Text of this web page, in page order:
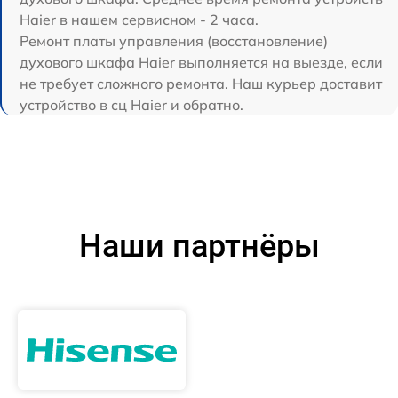
Haier в нашем сервисном - 2 часа.
Ремонт платы управления (восстановление)
духового шкафа Haier выполняется на выезде, если
не требует сложного ремонта. Наш курьер доставит
устройство в сц Haier и обратно.
Наши партнёры